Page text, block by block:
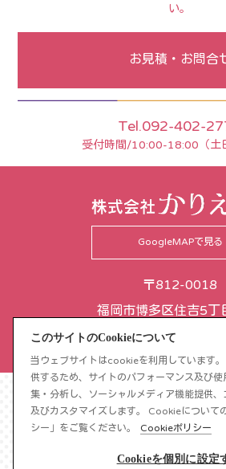
い。
お見積・お問合
Tel.092-402-
受付時間/10:00-18:00（土
GoogleMAPで見る
〒812-0018
福岡市博多区住吉5丁
住吉パークサイドビ
このサイトのCookieについて
当ウェブサイトはcookieを利用しています
供するため、サイトのパフォーマンス及び
集・分析し、ソーシャルメディア機能提供
及びカスタマイズします。 Cookieについて
シー」をご覧ください。
Cookieポリシー
Cookieを個別に設定